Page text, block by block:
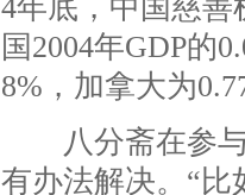
4年底，中国慈善
国2004年GDP的
8%，加拿大为
八分斋在参与
有办法解决。“